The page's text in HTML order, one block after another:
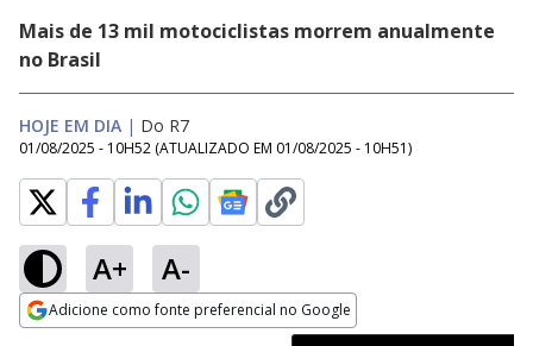
Mais de 13 mil motociclistas morrem anualmente
no Brasil
HOJE EM DIA | Do R7
01/08/2025 - 10H52 (ATUALIZADO EM 01/08/2025 - 10H51)
A+ A-
Adicione como fonte preferencial no Google
Ativar
Loaded
19.70%